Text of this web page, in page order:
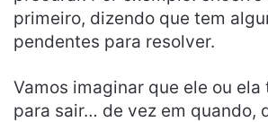
primeiro, dizendo que tem
pendentes para resolver.
Vamos imaginar que ele ou ela
para sair… de vez em quando,